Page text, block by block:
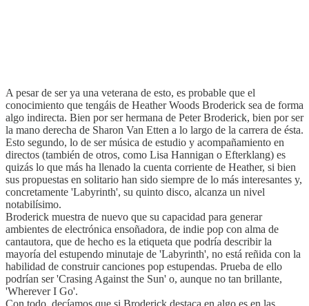
A pesar de ser ya una veterana de esto, es probable que el
conocimiento que tengáis de Heather Woods Broderick sea de forma
algo indirecta. Bien por ser hermana de Peter Broderick, bien por ser
la mano derecha de Sharon Van Etten a lo largo de la carrera de ésta.
Esto segundo, lo de ser música de estudio y acompañamiento en
directos (también de otros, como Lisa Hannigan o Efterklang) es
quizás lo que más ha llenado la cuenta corriente de Heather, si bien
sus propuestas en solitario han sido siempre de lo más interesantes y,
concretamente 'Labyrinth', su quinto disco, alcanza un nivel
notabilísimo.
Broderick muestra de nuevo que su capacidad para generar
ambientes de electrónica ensoñadora, de indie pop con alma de
cantautora, que de hecho es la etiqueta que podría describir la
mayoría del estupendo minutaje de 'Labyrinth', no está reñida con la
habilidad de construir canciones pop estupendas. Prueba de ello
podrían ser 'Crasing Against the Sun' o, aunque no tan brillante,
'Wherever I Go'.